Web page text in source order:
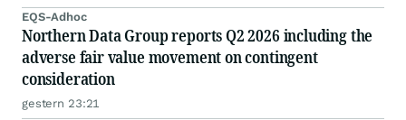
EQS-Adhoc
Northern Data Group reports Q2 2026 including the
adverse fair value movement on contingent
consideration
gestern 23:21